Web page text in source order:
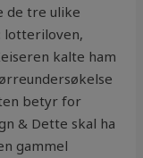
de tre ulike
lotteriloven,
kalte ham
betyr for
& Dette skal ha
gammel